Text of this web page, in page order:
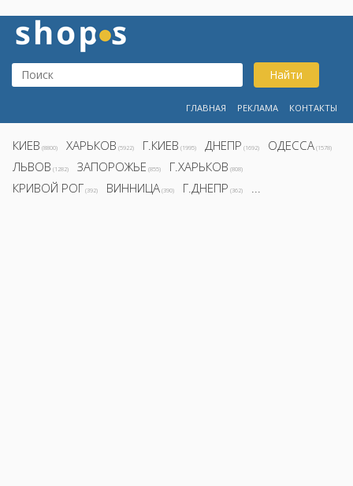
Найти
ГЛАВНАЯ РЕКЛАМА КОНТАКТЫ
КИЕВ (8800) ХАРЬКОВ (5922) Г.КИЕВ (1995) ДНЕПР (1692) ОДЕССА (1578)
ЛЬВОВ (1282) ЗАПОРОЖЬЕ (855) Г.ХАРЬКОВ (808)
КРИВОЙ РОГ (392) ВИННИЦА (390) Г.ДНЕПР (362) ...